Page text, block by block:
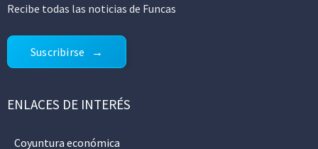
Recibe todas las noticias de Funcas
Suscribirse
ENLACES DE INTERÉS
Coyuntura económica